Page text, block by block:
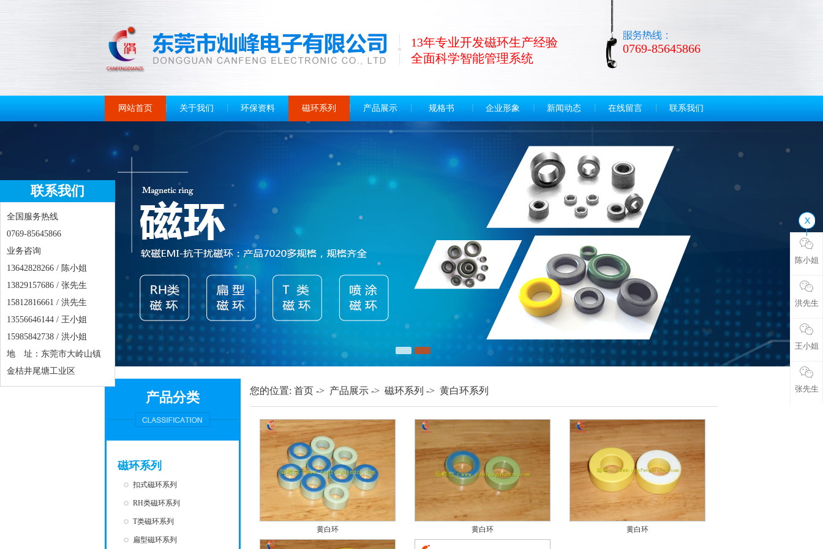
13年专业开发磁环生产经验
全面科学智能管理系统
0769-85645866
网站首页 关于我们 环保资料 磁环系列 产品展示 规格书 企业形象 新闻动态 在线留言 联系我们
产品分类
磁环系列
扣式磁环系列
RH类磁环系列
T类磁环系列
扁型磁环系列
您的位置: 首页 -> 产品展示 -> 磁环系列 -> 黄白环系列
黄白环 黄白环 黄白环
联系我们
全国服务热线
0769-85645866
业务咨询
13642828266 / 陈小姐
13829157686 / 张先生
15812816661 / 洪先生
13556646144 / 王小姐
15985842738 / 洪小姐
地 址：东莞市大岭山镇
金桔井尾塘工业区
陈小姐
洪先生
王小姐
张先生